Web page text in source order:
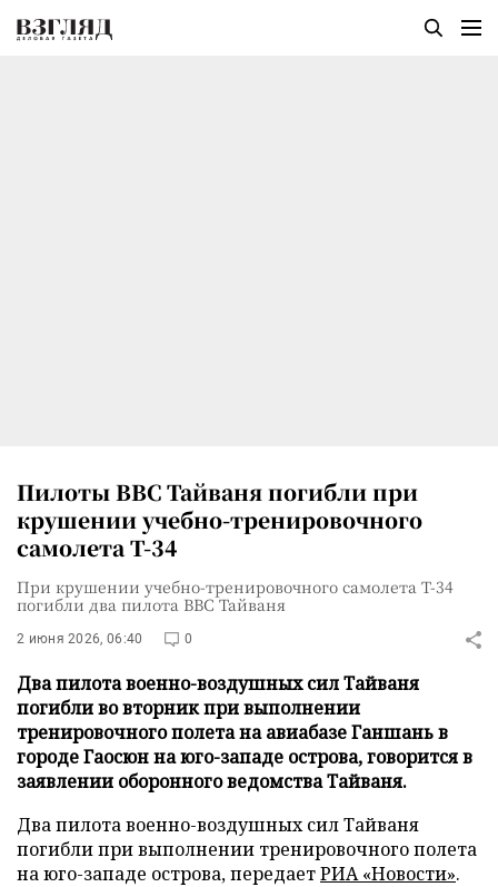
Пилоты ВВС Тайваня погибли при
крушении учебно-тренировочного
самолета Т-34
При крушении учебно-тренировочного самолета Т-34
погибли два пилота ВВС Тайваня
2 июня 2026, 06:40 0
Два пилота военно-воздушных сил Тайваня
погибли во вторник при выполнении
тренировочного полета на авиабазе Ганшань в
городе Гаосюн на юго-западе острова, говорится в
заявлении оборонного ведомства Тайваня.
Два пилота военно-воздушных сил Тайваня
погибли при выполнении тренировочного полета
на юго-западе острова, передаетРИА «Новости».